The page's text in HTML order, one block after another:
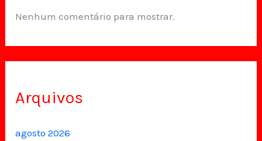
Nenhum comentário para mostrar.
Arquivos
agosto 2026